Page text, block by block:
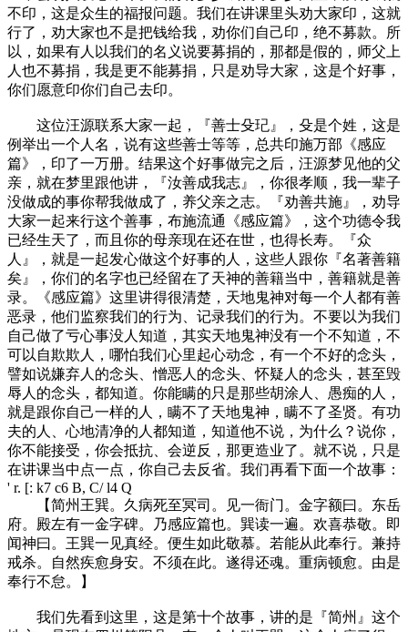
不印，这是众生的福报问题。我们在讲课里头劝大家印，这就
行了，劝大家也不是把钱给我，劝你们自己印，绝不募款。所
以，如果有人以我们的名义说要募捐的，那都是假的，师父上
人也不募捐，我是更不能募捐，只是劝导大家，这是个好事，
你们愿意印你们自己去印。
这位汪源联系大家一起，『善士殳玘』，殳是个姓，这是
例举出一个人名，说有这些善士等等，总共印施万部《感应
篇》，印了一万册。结果这个好事做完之后，汪源梦见他的父
亲，就在梦里跟他讲，『汝善成我志』，你很孝顺，我一辈子
没做成的事你帮我做成了，养父亲之志。『劝善共施』，劝导
大家一起来行这个善事，布施流通《感应篇》，这个功德令我
已经生天了，而且你的母亲现在还在世，也得长寿。『众
人』，就是一起发心做这个好事的人，这些人跟你『名著善籍
矣』，你们的名字也已经留在了天神的善籍当中，善籍就是善
录。《感应篇》这里讲得很清楚，天地鬼神对每一个人都有善
恶录，他们监察我们的行为、记录我们的行为。不要以为我们
自己做了亏心事没人知道，其实天地鬼神没有一个不知道，不
可以自欺欺人，哪怕我们心里起心动念，有一个不好的念头，
譬如说嫌弃人的念头、憎恶人的念头、怀疑人的念头，甚至毁
辱人的念头，都知道。你能瞒的只是那些胡涂人、愚痴的人，
就是跟你自己一样的人，瞒不了天地鬼神，瞒不了圣贤。有功
夫的人、心地清净的人都知道，知道他不说，为什么？说你，
你不能接受，你会抵抗、会逆反，那更造业了。就不说，只是
在讲课当中点一点，你自己去反省。我们再看下面一个故事：
' r. [: k7 c6 B, C/ l4 Q
【简州王巽。久病死至冥司。见一衙门。金字额曰。东岳
府。殿左有一金字碑。乃感应篇也。巽读一遍。欢喜恭敬。即
闻神曰。王巽一见真经。便生如此敬慕。若能从此奉行。兼持
戒杀。自然疾愈身安。不须在此。遂得还魂。重病顿愈。由是
奉行不怠。】
我们先看到这里，这是第十个故事，讲的是『简州』这个